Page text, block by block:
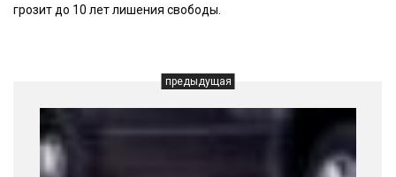
грозит до 10 лет лишения свободы.
предыдущая